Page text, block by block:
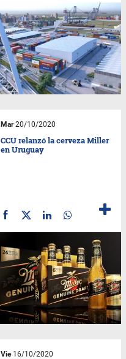
Mar20/10/2020
CCU relanzó la cerveza Miller
en Uruguay
Vie16/10/2020